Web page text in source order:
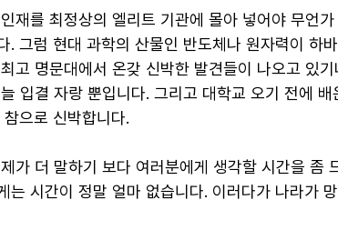
재를 최정상의 엘리트 기관에 몰아 넣어야 무언
. 그럼 현대 과학의 산물인 반도체나 원자력이 하
고 명문대에서 온갖 신박한 발견들이 나오고 있
입결 자랑 뿐입니다. 그리고 대학교 오기 전에
참으로 신박합니다.
가 더 말하기 보다 여러분에게 생각할 시간을 좀
는 시간이 정말 얼마 없습니다. 이러다가 나라가